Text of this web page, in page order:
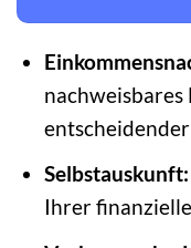
nachweisbares
Selbstauskunft:
Ihrer